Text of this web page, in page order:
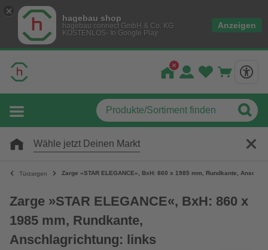
hagebau shop
hagebau connect GmbH & Co. KG
KOSTENLOS- In Google Play
Anzeigen
Wähle jetzt Deinen Markt
Türzargen Zarge »STAR ELEGANCE«, BxH: 860 x 1985 mm, Rundkante,
Zarge »STAR ELEGANCE«, BxH: 860 x
1985 mm, Rundkante,
Anschlagrichtung: links